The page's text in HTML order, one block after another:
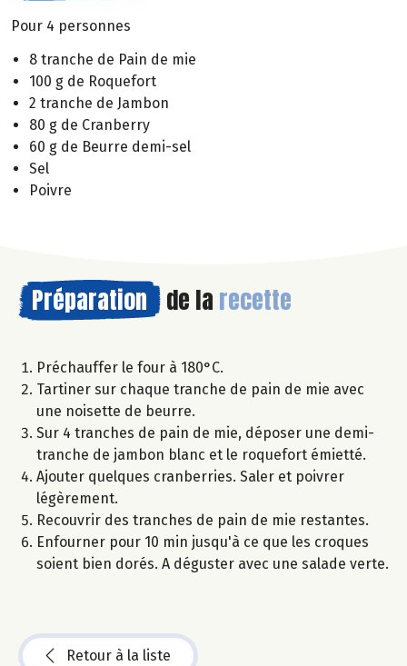
Pour 4 personnes
8 tranche de Pain de mie
100 g de Roquefort
2 tranche de Jambon
80 g de Cranberry
60 g de Beurre demi-sel
Sel
Poivre
Préparation de la recette
Préchauffer le four à 180°C.
Tartiner sur chaque tranche de pain de mie avec
une noisette de beurre.
Sur 4 tranches de pain de mie, déposer une demi-
tranche de jambon blanc et le roquefort émietté.
Ajouter quelques cranberries. Saler et poivrer
légèrement.
Recouvrir des tranches de pain de mie restantes.
Enfourner pour 10 min jusqu'à ce que les croques
soient bien dorés. A déguster avec une salade verte.
Retour à la liste